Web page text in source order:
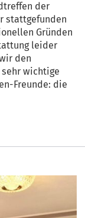
der
statt­ge­fun­den
Grün­den
lei­der
den
wich­ti­ge
Freun­de: die